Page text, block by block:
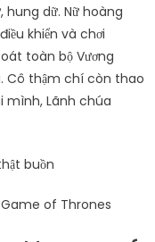
dữ. Nữ hoàng
khiển và chơi
toàn bộ Vương
Cô thậm chí còn thao
mình, Lãnh chúa
of Thrones